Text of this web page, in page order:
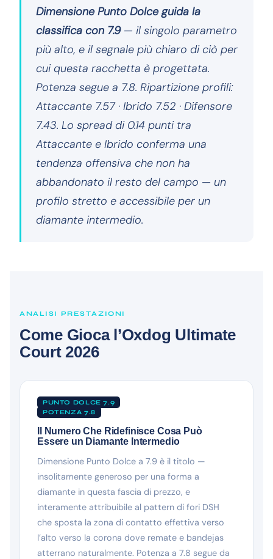
Dimensione Punto Dolce guida la
classifica con 7.9— il singolo parametro
più alto, e il segnale più chiaro di ciò per
cui questa racchetta è progettata.
Potenza segue a 7.8. Ripartizione profili:
Attaccante 7.57 · Ibrido 7.52 · Difensore
7.43. Lo spread di 0.14 punti tra
Attaccante e Ibrido conferma una
tendenza offensiva che non ha
abbandonato il resto del campo — un
profilo stretto e accessibile per un
diamante intermedio.
ANALISI PRESTAZIONI
Come Gioca l’Oxdog Ultimate
Court 2026
PUNTO DOLCE 7.9
POTENZA 7.8
Il Numero Che Ridefinisce Cosa Può
Essere un Diamante Intermedio
Dimensione Punto Dolce a 7.9 è il titolo —
insolitamente generoso per una forma a
diamante in questa fascia di prezzo, e
interamente attribuibile al pattern di fori DSH
che sposta la zona di contatto effettiva verso
l’alto verso la corona dove remate e bandejas
atterrano naturalmente. Potenza a 7.8 segue da